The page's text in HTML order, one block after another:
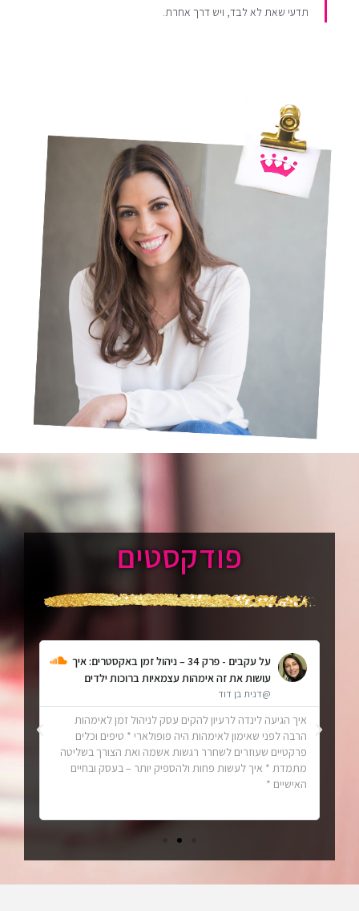
תדעי שאת לא לבד, ויש דרך אחרת.
פודקסטים
על עקבים - פרק 34 – ניהול זמן באקסטרים: איך
עושות את זה אימהות עצמאיות ברוכות ילדים
@דנית בן דוד
איך הגיעה לינדה לרעיון להקים עסק לניהול זמן לאימהות
הרבה לפני שאימון לאימהות היה פופולארי * טיפים וכלים
פרקטיים שעוזרים לשחרר רגשות אשמה ואת הצורך בשליטה
מתמדת * איך לעשות פחות ולהספיק יותר – בעסק ובחיים
האישיים *